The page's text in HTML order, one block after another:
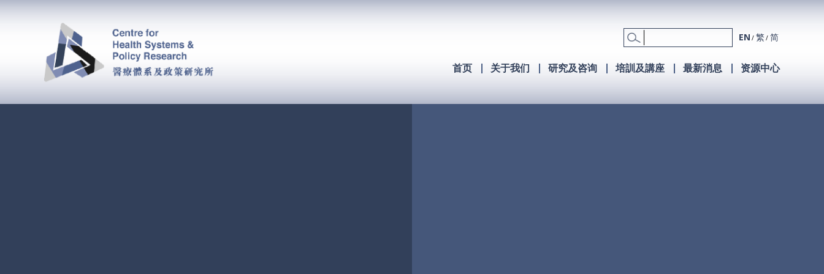
EN 繁 简
首页 关于我们 研究及咨询 培訓及講座 最新消息 资源中心